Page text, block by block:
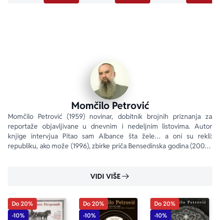
Momčilo Petrović
Momčilo Petrović (1959) novinar, dobitnik brojnih priznanja za
reportaže objavljivane u dnevnim i nedeljnim listovima. Autor
knjige intervjua Pitao sam Albance šta žele… a oni su rekli:
republiku, ako može (1996), zbirke priča Bensedinska godina (2003),
VIDI VIŠE
Do 20%
-10%
Do 20%
-10%
Do 20%
-10%